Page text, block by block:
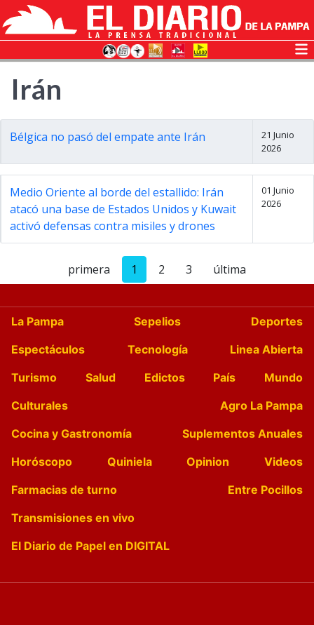
Irán
Bélgica no pasó del empate ante Irán
21 Junio
2026
Medio Oriente al borde del estallido: Irán
atacó una base de Estados Unidos y Kuwait
activó defensas contra misiles y drones
01 Junio
2026
primera 1 2 3 última
La Pampa Sepelios
Deportes
Espectáculos
Tecnología
Linea Abierta
Turismo
Salud Edictos País
Mundo
Culturales
Agro La Pampa
Cocina y Gastronomía
Suplementos Anuales
Horóscopo
Quiniela Opinion
Videos
Farmacias de turno
Entre Pocillos
Transmisiones en vivo
El Diario de Papel en DIGITAL